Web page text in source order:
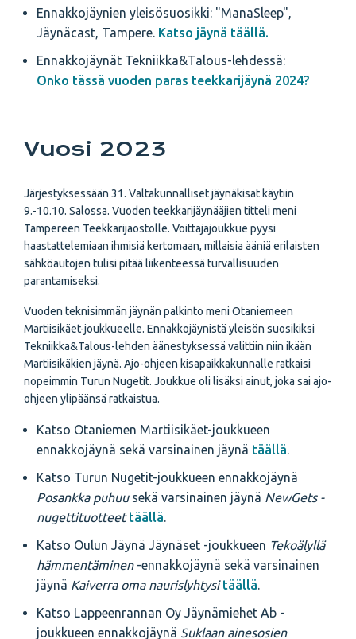
Ennakkojäynien yleisösuosikki: "ManaSleep",
Jäynäcast, Tampere. Katso jäynä täällä.
Ennakkojäynät Tekniikka&Talous-lehdessä:
Onko tässä vuoden paras teekkarijäynä 2024?
Vuosi 2023
Järjestyksessään 31. Valtakunnalliset jäynäkisat käytiin
9.-10.10. Salossa. Vuoden teekkarijäynääjien titteli meni
Tampereen Teekkarijaostolle. Voittajajoukkue pyysi
haastattelemiaan ihmisiä kertomaan, millaisia ääniä erilaisten
sähköautojen tulisi pitää liikenteessä turvallisuuden
parantamiseksi.
Vuoden teknisimmän jäynän palkinto meni Otaniemeen
Martiisikäet-joukkueelle. Ennakkojäynistä yleisön suosikiksi
Tekniikka&Talous-lehden äänestyksessä valittiin niin ikään
Martiisikäkien jäynä. Ajo-ohjeen kisapaikkakunnalle ratkaisi
nopeimmin Turun Nugetit. Joukkue oli lisäksi ainut, joka sai ajo-
ohjeen ylipäänsä ratkaistua.
Katso Otaniemen Martiisikäet-joukkueen
ennakkojäynä sekä varsinainen jäynä täällä.
Katso Turun Nugetit-joukkueen ennakkojäynä
Posankka puhuusekä varsinainen jäynä NewGets -
nugettituotteet täällä.
Katso Oulun Jäynä Jäynäset -joukkueen Tekoälyllä
hämmentäminen-ennakkojäynä sekä varsinainen
jäynä Kaiverra oma naurislyhtysi täällä.
Katso Lappeenrannan Oy Jäynämiehet Ab -
joukkueen ennakkojäynä Suklaan ainesosien